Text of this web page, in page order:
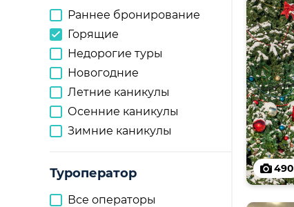
Раннее бронирование
Горящие
Недорогие туры
Новогодние
Летние каникулы
Осенние каникулы
Зимние каникулы
Туроператор
Все операторы
490